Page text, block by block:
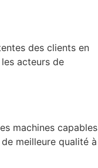
des clients en
acteurs de
machines capables
meilleure qualité à